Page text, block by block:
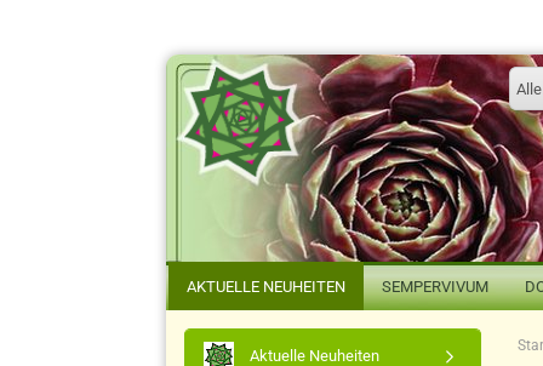
Alle
AKTUELLE NEUHEITEN SEMPERVIVUM
Aktuelle Neuheiten